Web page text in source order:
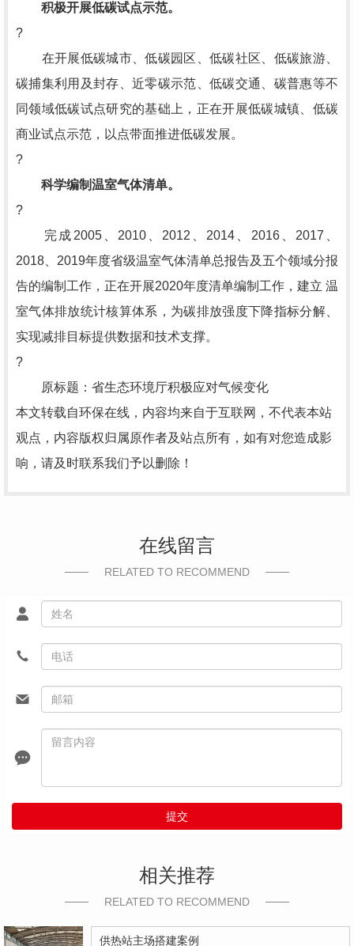
积极开展低碳试点示范。
?
在开展低碳城市、低碳园区、低碳社区、低碳旅游、
碳捕集利用及封存、近零碳示范、低碳交通、碳普惠等不
同领域低碳试点研究的基础上，正在开展低碳城镇、低碳
商业试点示范，以点带面推进低碳发展。
?
科学编制温室气体清单。
?
完成2005、2010、2012、2014、2016、2017、
2018、2019年度省级温室气体清单总报告及五个领域分报
告的编制工作，正在开展2020年度清单编制工作，建立 温
室气体排放统计核算体系，为碳排放强度下降指标分解、
实现减排目标提供数据和技术支撑。
?
原标题：省生态环境厅积极应对气候变化
本文转载自环保在线，内容均来自于互联网，不代表本站
观点，内容版权归属原作者及站点所有，如有对您造成影
响，请及时联系我们予以删除！
在线留言
RELATED TO RECOMMEND
提交
相关推荐
RELATED TO RECOMMEND
供热站主场搭建案例